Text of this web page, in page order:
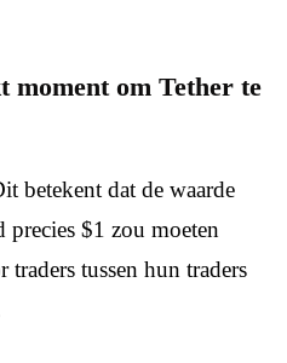
moment om Tether te
betekent dat de waarde
$1 zou moeten
tussen hun traders